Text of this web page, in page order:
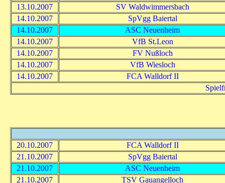
13.10.2007
SV Waldwimmersbach
14.10.2007
SpVgg Baiertal
14.10.2007
ASC Neuenheim
14.10.2007
VfB St.Leon
14.10.2007
FV Nußloch
14.10.2007
VfB Wiesloch
14.10.2007
FCA Walldorf II
20.10.2007
FCA Walldorf II
21.10.2007
SpVgg Baiertal
21.10.2007
ASC Neuenheim
21.10.2007
TSV Gauangelloch